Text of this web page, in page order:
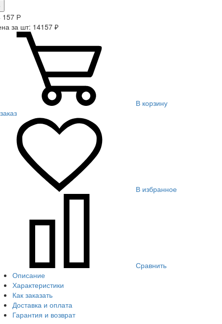
157 Р
за шт: 14157 ₽
В корзину
В избранное
Сравнить
Описание
Характеристики
Как заказать
Доставка и оплата
Гарантия и возврат